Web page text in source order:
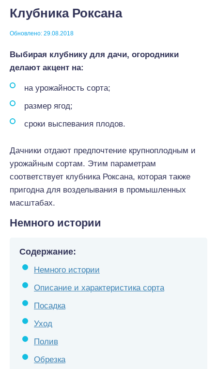
Клубника Роксана
Обновлено: 29.08.2018
Выбирая клубнику для дачи, огородники
делают акцент на:
на урожайность сорта;
размер ягод;
сроки выспевания плодов.
Дачники отдают предпочтение крупноплодным и
урожайным сортам. Этим параметрам
соответствует клубника Роксана, которая также
пригодна для возделывания в промышленных
масштабах.
Немного истории
Содержание:
Немного истории
Описание и характеристика сорта
Посадка
Уход
Полив
Обрезка